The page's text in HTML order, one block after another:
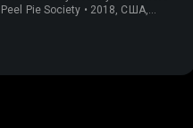
очистков
Peel Pie Society • 2018, США,